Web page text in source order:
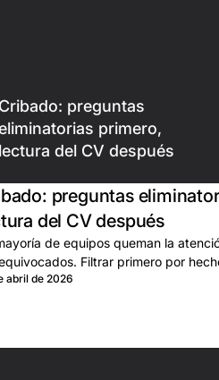
Cribado: preguntas
primero,
lectura del CV después
preguntas
del CV después
de equipos queman la
Filtrar primero por
tiempo real al pool cualificado.
abril de 2026